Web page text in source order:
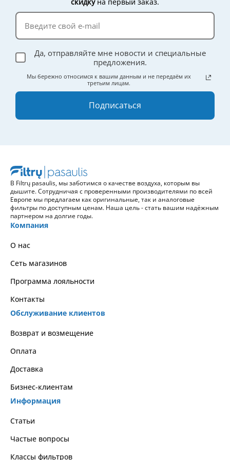
Да, отправляйте мне новости и специальные
предложения.
Мы бережно относимся к вашим данным и не передаём их
третьим лицам.
Подписаться
В Filtrų pasaulis, мы заботимся о качестве воздуха, которым вы
дышите. Сотрудничая с проверенными производителями по всей
Европе мы предлагаем как оригинальные, так и аналоговые
фильтры по доступным ценам. Наша цель - стать вашим надёжным
партнером на долгие годы.
Компания
О нас
Сеть магазинов
Программа лояльности
Контакты
Обслуживание клиентов
Возврат и возмещение
Оплата
Доставка
Бизнес-клиентам
Информация
Статьи
Частые вопросы
Классы фильтров